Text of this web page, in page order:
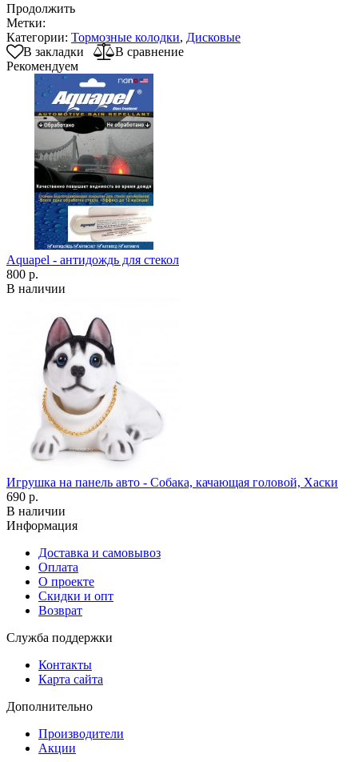
Продолжить
Метки:
Категории: Тормозные колодки, Дисковые
В закладки
В сравнение
Рекомендуем
Aquapel - антидождь для стекол
800 р.
В наличии
Игрушка на панель авто - Собака, качающая головой, Хаски
690 р.
В наличии
Информация
Доставка и самовывоз
Оплата
О проекте
Скидки и опт
Возврат
Служба поддержки
Контакты
Карта сайта
Дополнительно
Производители
Акции